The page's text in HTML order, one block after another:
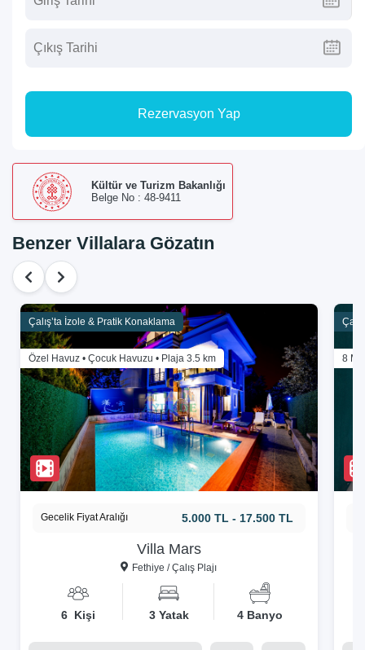
Rezervasyon Yap
Kültür ve Turizm Bakanlığı
Belge No : 48-9411
Benzer Villalara Gözatın
Çalış’ta İzole & Pratik Konaklama
Özel Havuz • Çocuk Havuzu • Plaja 3.5 km
Villa Mars
Fethiye / Çalış Plajı
Gecelik Fiyat Aralığı 5.000 TL - 17.500 TL
6 Kişi 3 Yatak 4 Banyo
8